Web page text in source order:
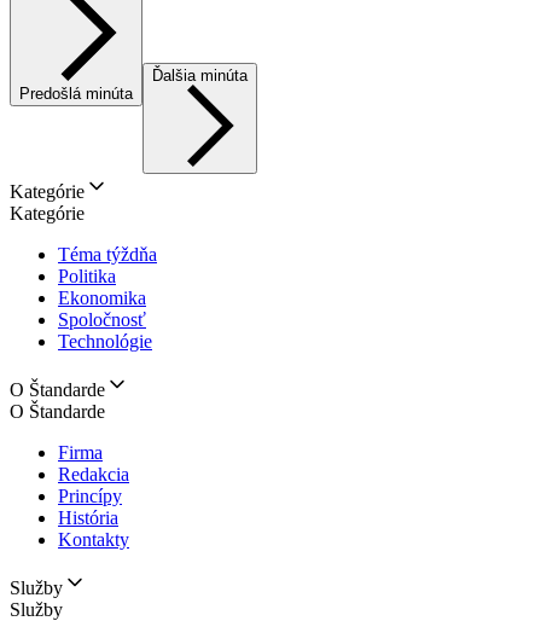
Predošlá minúta
Ďalšia minúta
Kategórie
Kategórie
Téma týždňa
Politika
Ekonomika
Spoločnosť
Technológie
O Štandarde
O Štandarde
Firma
Redakcia
Princípy
História
Kontakty
Služby
Služby